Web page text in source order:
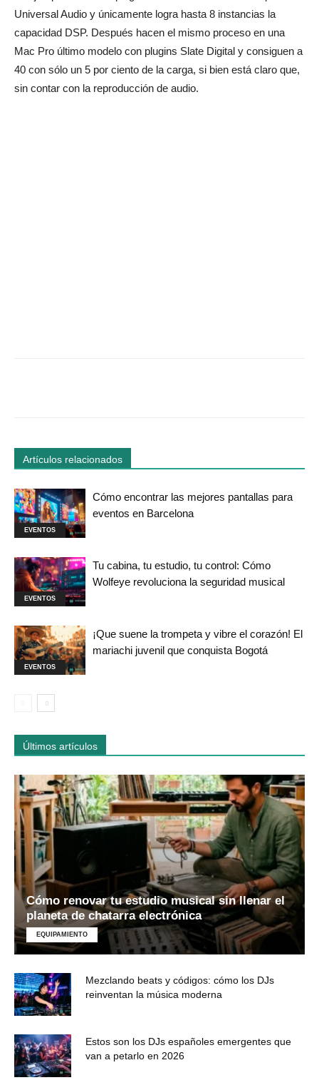
Universal Audio y únicamente logra hasta 8 instancias la
capacidad DSP. Después hacen el mismo proceso en una
Mac Pro último modelo con plugins Slate Digital y consiguen a
40 con sólo un 5 por ciento de la carga, si bien está claro que,
sin contar con la reproducción de audio.
Artículos relacionados
EVENTOS
Cómo encontrar las mejores pantallas para
eventos en Barcelona
EVENTOS
Tu cabina, tu estudio, tu control: Cómo
Wolfeye revoluciona la seguridad musical
EVENTOS
¡Que suene la trompeta y vibre el corazón! El
mariachi juvenil que conquista Bogotá
Últimos artículos
Cómo renovar tu estudio musical sin llenar el
planeta de chatarra electrónica
EQUIPAMIENTO
Mezclando beats y códigos: cómo los DJs
reinventan la música moderna
Estos son los DJs españoles emergentes que
van a petarlo en 2026